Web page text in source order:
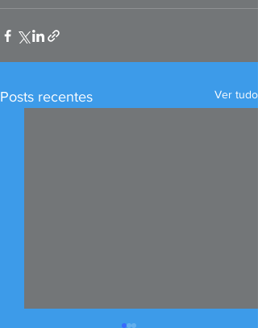
Posts recentes Ver tudo